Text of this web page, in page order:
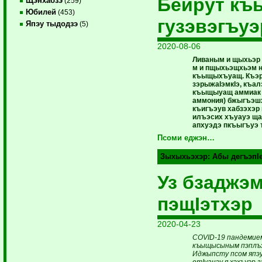
Юбилей (453)
Япэу тыдодзэ (5)
Бейрут
2020-08-06
Ливаным и щыхьэр
м и пщыхьэщхьэм
къыщыхъуащ.
зэрыжаIэмкIэ,
къыщыуащ аммиак
аммония)
къигъэув
илъэсих хъуауэ
апхуэдэ пкъыгъуэ
Псоми еджэн…
Зыхыхьэхэр: Абы
Уз
пэщIэтхэр
2020-04-23
COVID-19
къыщысыным
Иджыпсту псом